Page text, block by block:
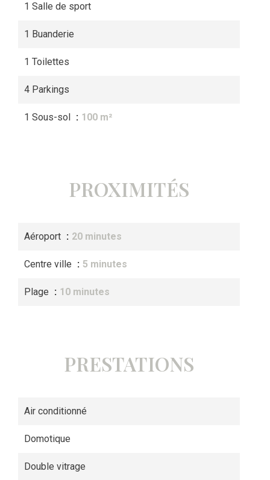
1 Salle de sport
1 Buanderie
1 Toilettes
4 Parkings
1 Sous-sol 100 m²
PROXIMITÉS
Aéroport 20 minutes
Centre ville 5 minutes
Plage 10 minutes
PRESTATIONS
Air conditionné
Domotique
Double vitrage